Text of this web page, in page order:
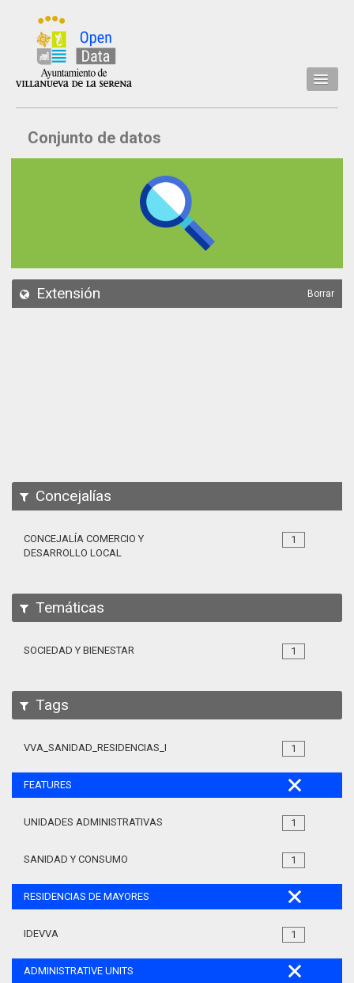
Inicio
Datos
API
Conjunto de datos
Extensión Borrar
Concejalías
1
CONCEJALÍA COMERCIO Y
DESARROLLO LOCAL
Temáticas
1
SOCIEDAD Y BIENESTAR
Tags
1
VVA_SANIDAD_RESIDENCIAS_MAYORES_105
FEATURES
1
UNIDADES ADMINISTRATIVAS
1
SANIDAD Y CONSUMO
RESIDENCIAS DE MAYORES
1
IDEVVA
ADMINISTRATIVE UNITS